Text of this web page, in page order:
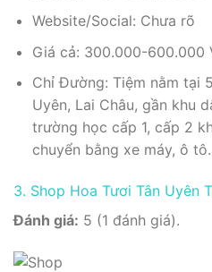
Website/Social: Chưa rõ
Giá cả: 300.000-600.000
Chỉ Đường: Tiệm nằm tại
Uyên, Lai Châu, gần khu
trường học cấp 1, cấp 2
chuyển bằng xe máy, ô tô.
3. Shop Hoa Tươi Tân Uyên
Đánh giá: 5 (1 đánh giá).